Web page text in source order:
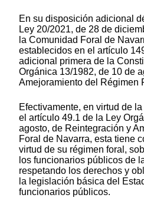
En su disposición adicional
Ley 20/2021, de 28 de
la Comunidad Foral de
establecidos en el artículo
adicional primera de la
Orgánica 13/1982, de 10 de
Amejoramiento del Régimen
Efectivamente, en virtud de
el artículo 49.1 de la Ley
agosto, de Reintegración y
Foral de Navarra, esta tiene
virtud de su régimen foral,
los funcionarios públicos de
respetando los derechos y
la legislación básica del
funcionarios públicos.